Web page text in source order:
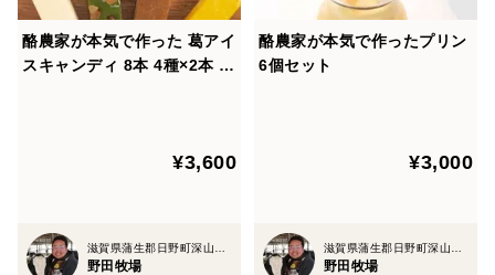
酪農家が本気で作った 葛アイ
スキャンディ 8本 4種×2本 ミ
¥3,600
野田牧場
酪農家が本気で作ったプリン
6個セット
¥3,000
野田牧場